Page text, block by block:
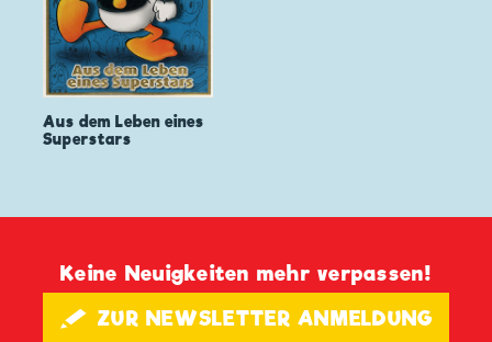
Aus dem Leben eines
Superstars
Keine Neuigkeiten mehr verpassen!
🖋 ZUR NEWSLETTER ANMELDUNG